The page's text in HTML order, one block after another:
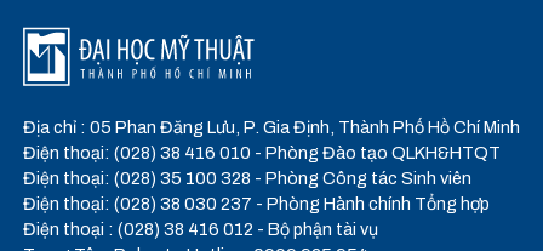
Địa chỉ : 05 Phan Đăng Lưu, P. Gia Định, Thành Phố Hồ Chí Minh
Điện thoại: (028) 38 416 010 - Phòng Đào tạo QLKH&HTQT
Điện thoại: (028) 35 100 328 - Phòng Công tác Sinh viên
Điện thoại: (028) 38 030 237 - Phòng Hành chính Tổng hợp
Điện thoại : (028) 38 416 012 - Bộ phận tài vụ